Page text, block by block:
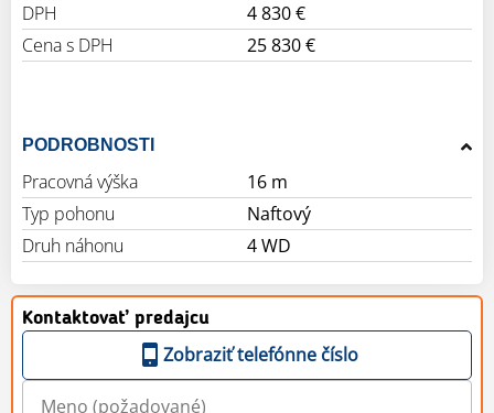
DPH
4 830 €
Cena s DPH
25 830 €
PODROBNOSTI
Pracovná výška
16 m
Typ pohonu
Naftový
Druh náhonu
4 WD
Kontaktovať predajcu
Zobraziť telefónne číslo